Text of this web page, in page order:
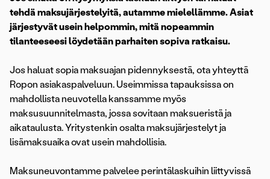
tehdä maksujärjestelyitä, autamme mielellämme. Asiat
järjestyvät usein helpommin, mitä nopeammin
tilanteeseesi löydetään parhaiten sopiva ratkaisu.
Jos haluat sopia maksuajan pidennyksestä, ota yhteyttä
Ropon asiakaspalveluun. Useimmissa tapauksissa on
mahdollista neuvotella kanssamme myös
maksusuunnitelmasta, jossa sovitaan maksueristä ja
aikataulusta. Yritystenkin osalta maksujärjestelyt ja
lisämaksuaika ovat usein mahdollisia.
Maksuneuvontamme palvelee perintälaskuihin liittyvissä